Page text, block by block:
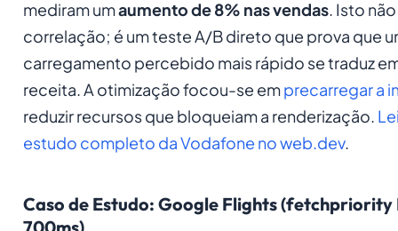
mediram umaumento de 8% nas vendas. Isto
correlação; é um teste A/B direto que prova que
carregamento percebido mais rápido se traduz
receita. A otimização focou-se emprecarregar a
reduzir recursos que bloqueiam a renderização.
estudo completo da Vodafone no web.dev.
Caso de Estudo: Google Flights (fetchpriority